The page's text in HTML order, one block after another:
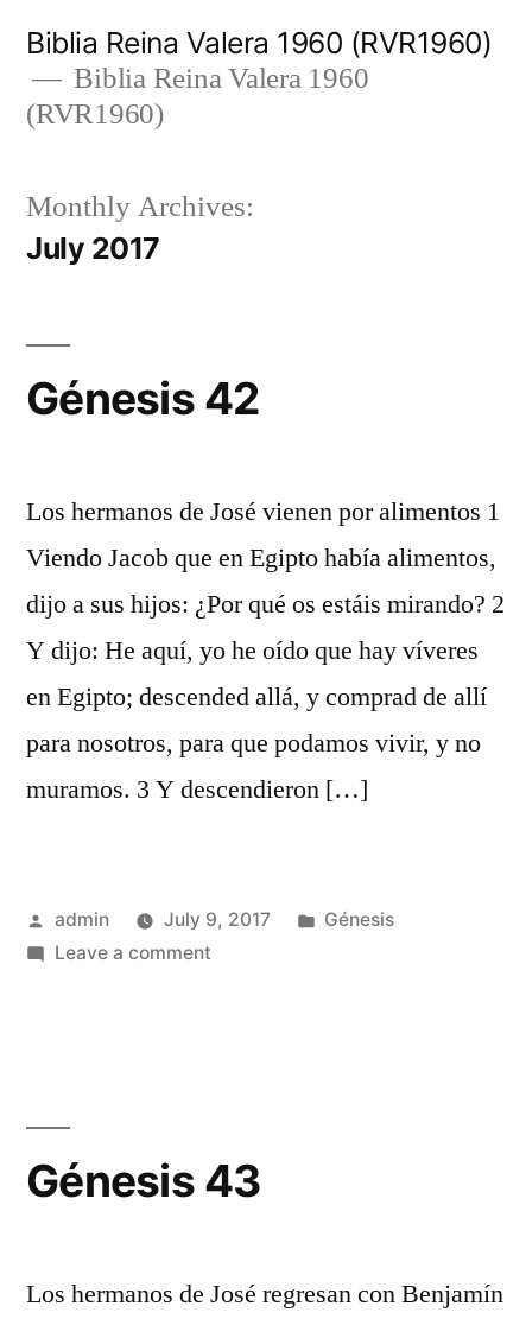
content
Biblia Reina Valera 1960 (RVR1960)
Biblia Reina Valera 1960
(RVR1960)
Monthly Archives:
July 2017
Génesis 42
Los hermanos de José vienen por alimentos 1
Viendo Jacob que en Egipto había alimentos,
dijo a sus hijos: ¿Por qué os estáis mirando? 2
Y dijo: He aquí, yo he oído que hay víveres
en Egipto; descended allá, y comprad de allí
para nosotros, para que podamos vivir, y no
muramos. 3 Y descendieron […]
Posted
by
admin July 9, 2017
Posted
Génesis
Leave a commenton
Génesis 43
Los hermanos de José regresan con Benjamín